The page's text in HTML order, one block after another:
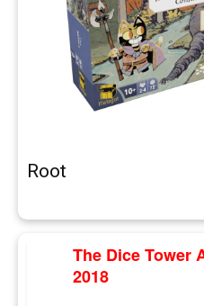
Root
The Dice Tower
2018